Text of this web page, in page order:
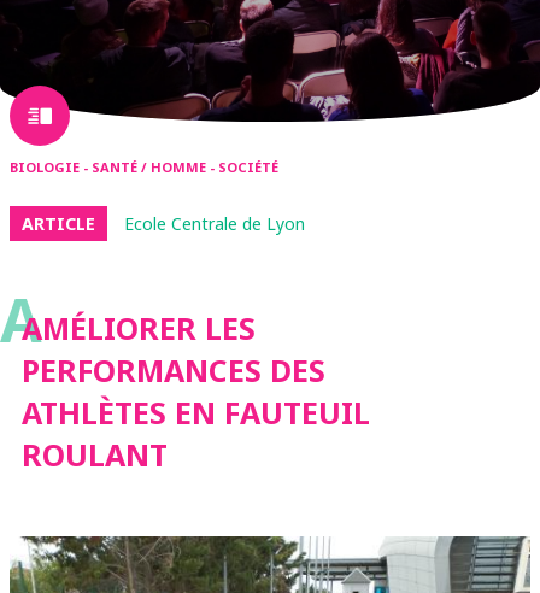
BIOLOGIE - SANTÉ / HOMME - SOCIÉTÉ
ARTICLE Ecole Centrale de Lyon
AAMÉLIORER LES
PERFORMANCES DES
ATHLÈTES EN FAUTEUIL
ROULANT